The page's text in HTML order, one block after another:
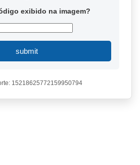
exibido na imagem?
submit
15218625772159950794